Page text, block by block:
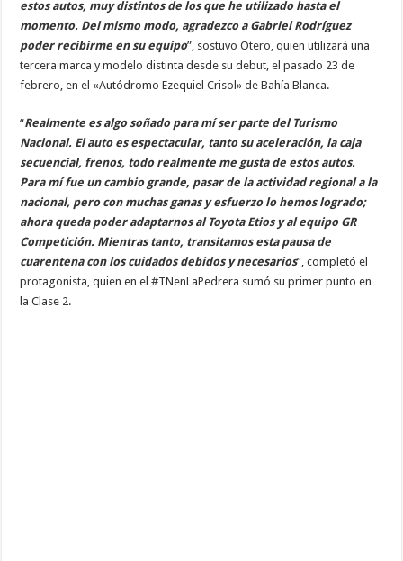
estos autos, muy distintos de los que he utilizado hasta el
momento. Del mismo modo, agradezco a Gabriel Rodríguez
poder recibirme en su equipo”, sostuvo Otero, quien utilizará una
tercera marca y modelo distinta desde su debut, el pasado 23 de
febrero, en el «Autódromo Ezequiel Crisol» de Bahía Blanca.
“Realmente es algo soñado para mí ser parte del Turismo
Nacional. El auto es espectacular, tanto su aceleración, la caja
secuencial, frenos, todo realmente me gusta de estos autos.
Para mí fue un cambio grande, pasar de la actividad regional a la
nacional, pero con muchas ganas y esfuerzo lo hemos logrado;
ahora queda poder adaptarnos al Toyota Etios y al equipo GR
Competición. Mientras tanto, transitamos esta pausa de
cuarentena con los cuidados debidos y necesarios”, completó el
protagonista, quien en el #TNenLaPedrera sumó su primer punto en
la Clase 2.